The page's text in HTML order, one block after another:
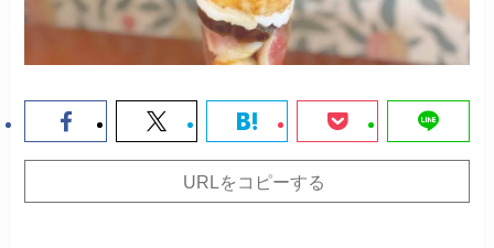
URLをコピーする